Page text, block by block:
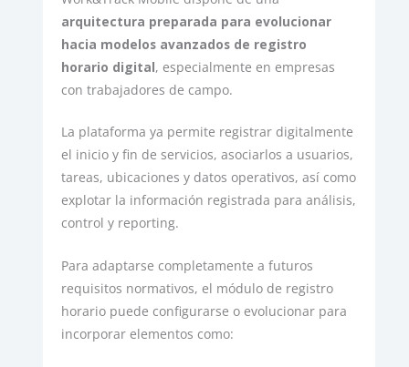
arquitectura preparada para evolucionar
hacia modelos avanzados de registro
horario digital, especialmente en empresas
con trabajadores de campo.
La plataforma ya permite registrar digitalmente
el inicio y fin de servicios, asociarlos a usuarios,
tareas, ubicaciones y datos operativos, así como
explotar la información registrada para análisis,
control y reporting.
Para adaptarse completamente a futuros
requisitos normativos, el módulo de registro
horario puede configurarse o evolucionar para
incorporar elementos como: